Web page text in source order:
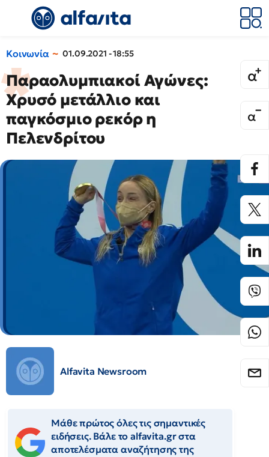
Κοινωνία 01.09.2021 - 18:55
Παραολυμπιακοί Αγώνες:
Χρυσό μετάλλιο και
παγκόσμιο ρεκόρ η
Πελενδρίτου
Alfavita Newsroom
Μάθε πρώτος όλες τις σημαντικές
ειδήσεις. Βάλε το alfavita.gr στα
αποτελέσματα αναζήτησης της